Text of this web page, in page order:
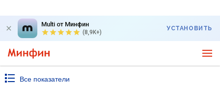
Multi от Минфин
(8,9K+)
УСТАНОВИТЬ
Все показатели